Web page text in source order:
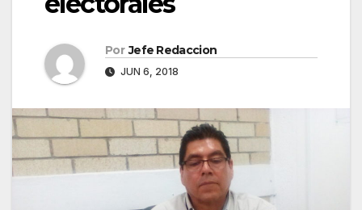
Por Jefe Redaccion
JUN 6, 2018